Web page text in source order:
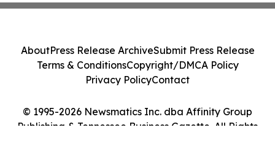
© 1995-2026 Newsmatics Inc. dba Affinity Group
Publishing & Tennessee Business Gazette. All Rights
AboutPress Release ArchiveSubmit Press Release
Terms & ConditionsCopyright/DMCA Policy
Privacy PolicyContact